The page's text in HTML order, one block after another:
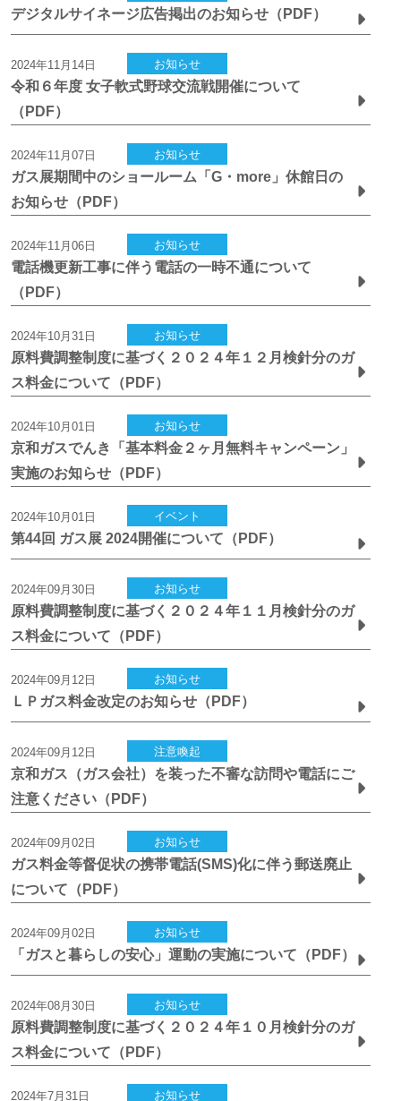
デジタルサイネージ広告掲出のお知らせ（PDF）
2024年11月14日 お知らせ
令和６年度 女子軟式野球交流戦開催について
（PDF）
2024年11月07日 お知らせ
ガス展期間中のショールーム「G・more」休館日の
お知らせ（PDF）
2024年11月06日 お知らせ
電話機更新工事に伴う電話の一時不通について
（PDF）
2024年10月31日 お知らせ
原料費調整制度に基づく２０２４年１２月検針分のガ
ス料金について（PDF）
2024年10月01日 お知らせ
京和ガスでんき「基本料金２ヶ月無料キャンペーン」
実施のお知らせ（PDF）
2024年10月01日 イベント
第44回 ガス展 2024開催について（PDF）
2024年09月30日 お知らせ
原料費調整制度に基づく２０２４年１１月検針分のガ
ス料金について（PDF）
2024年09月12日 お知らせ
ＬＰガス料金改定のお知らせ（PDF）
2024年09月12日 注意喚起
京和ガス（ガス会社）を装った不審な訪問や電話にご
注意ください（PDF）
2024年09月02日 お知らせ
ガス料金等督促状の携帯電話(SMS)化に伴う郵送廃止
について（PDF）
2024年09月02日 お知らせ
「ガスと暮らしの安心」運動の実施について（PDF）
2024年08月30日 お知らせ
原料費調整制度に基づく２０２４年１０月検針分のガ
ス料金について（PDF）
2024年7月31日 お知らせ